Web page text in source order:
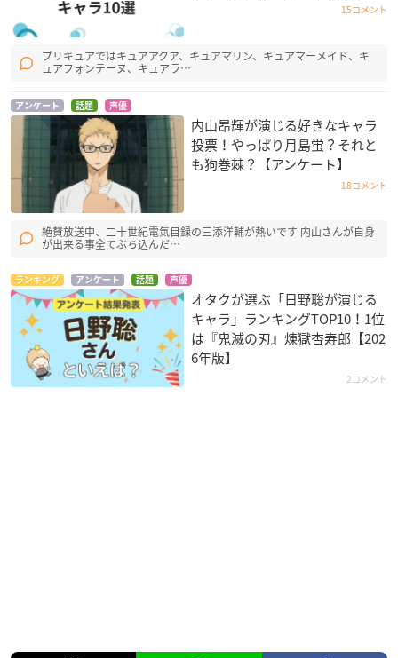
15コメント
プリキュアではキュアアクア、キュアマリン、キュアマーメイド、キ
ュアフォンテーヌ、キュアラ…
アンケート 話題 声優
内山昂輝が演じる好きなキャラ
投票！やっぱり月島蛍？それと
も狗巻棘？【アンケート】
18コメント
絶賛放送中、二十世紀電氣目録の三添洋輔が熱いです 内山さんが自身
が出来る事全てぶち込んだ…
ランキング アンケート 話題 声優
オタクが選ぶ「日野聡が演じる
キャラ」ランキングTOP10！1位
は『鬼滅の刃』煉󠄁獄杏寿郎【202
6年版】
2コメント